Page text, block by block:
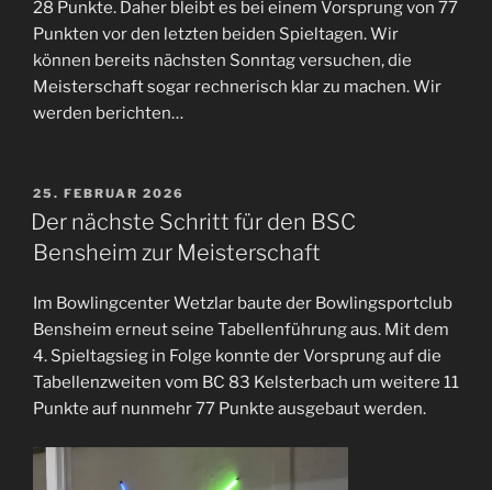
28 Punkte. Daher bleibt es bei einem Vorsprung von 77
Punkten vor den letzten beiden Spieltagen. Wir
können bereits nächsten Sonntag versuchen, die
Meisterschaft sogar rechnerisch klar zu machen. Wir
werden berichten…
25. FEBRUAR 2026
Der nächste Schritt für den BSC
Bensheim zur Meisterschaft
Im Bowlingcenter Wetzlar baute der Bowlingsportclub
Bensheim erneut seine Tabellenführung aus. Mit dem
4. Spieltagsieg in Folge konnte der Vorsprung auf die
Tabellenzweiten vom BC 83 Kelsterbach um weitere 11
Punkte auf nunmehr 77 Punkte ausgebaut werden.